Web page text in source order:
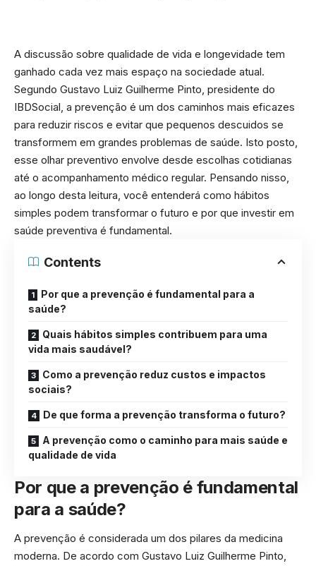
A discussão sobre qualidade de vida e longevidade tem
ganhado cada vez mais espaço na sociedade atual.
Segundo Gustavo Luiz Guilherme Pinto, presidente do
IBDSocial, a prevenção é um dos caminhos mais eficazes
para reduzir riscos e evitar que pequenos descuidos se
transformem em grandes problemas de saúde. Isto posto,
esse olhar preventivo envolve desde escolhas cotidianas
até o acompanhamento médico regular. Pensando nisso,
ao longo desta leitura, você entenderá como hábitos
simples podem transformar o futuro e por que investir em
saúde preventiva é fundamental.
Contents
Por que a prevenção é fundamental para a
saúde?
Quais hábitos simples contribuem para uma
vida mais saudável?
Como a prevenção reduz custos e impactos
sociais?
De que forma a prevenção transforma o futuro?
A prevenção como o caminho para mais saúde e
qualidade de vida
Por que a prevenção é fundamental
para a saúde?
A prevenção é considerada um dos pilares da medicina
moderna. De acordo com Gustavo Luiz Guilherme Pinto,